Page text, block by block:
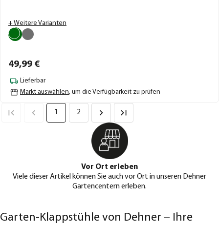
+ Weitere Varianten
49,99 €
Lieferbar
Markt auswählen, um die Verfügbarkeit zu prüfen
1 2
Vor Ort erleben
Viele dieser Artikel können Sie auch vor Ort in unseren Dehner
Gartencentern erleben.
Garten-Klappstühle von Dehner – Ihre